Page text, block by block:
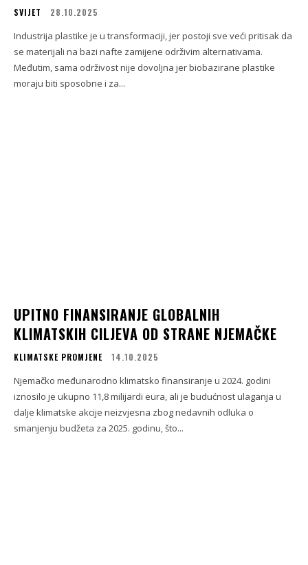
SVIJET 28.10.2025
Industrija plastike je u transformaciji, jer postoji sve veći pritisak da
se materijali na bazi nafte zamijene održivim alternativama.
Međutim, sama održivost nije dovoljna jer biobazirane plastike
moraju biti sposobne i za...
UPITNO FINANSIRANJE GLOBALNIH
KLIMATSKIH CILJEVA OD STRANE NJEMAČKE
KLIMATSKE PROMJENE 14.10.2025
Njemačko međunarodno klimatsko finansiranje u 2024. godini
iznosilo je ukupno 11,8 milijardi eura, ali je budućnost ulaganja u
dalje klimatske akcije neizvjesna zbog nedavnih odluka o
smanjenju budžeta za 2025. godinu, što...